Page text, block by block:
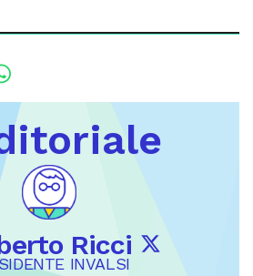
Ricci
INVALSI